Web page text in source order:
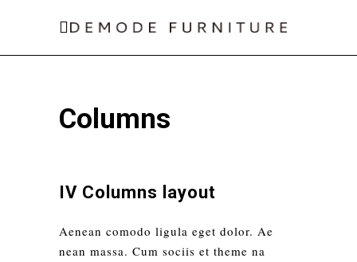
Columns
IV Columns layout
Aenean comodo ligula eget dolor. Ae
nean massa. Cum sociis et theme na